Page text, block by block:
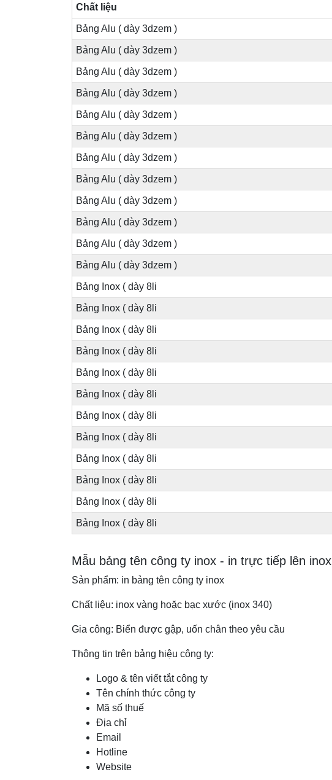
Chất liệu
Bảng Alu ( dày 3dzem )
Bảng Alu ( dày 3dzem )
Bảng Alu ( dày 3dzem )
Bảng Alu ( dày 3dzem )
Bảng Alu ( dày 3dzem )
Bảng Alu ( dày 3dzem )
Bảng Alu ( dày 3dzem )
Bảng Alu ( dày 3dzem )
Bảng Alu ( dày 3dzem )
Bảng Alu ( dày 3dzem )
Bảng Alu ( dày 3dzem )
Bảng Alu ( dày 3dzem )
Bảng Inox ( dày 8li
Bảng Inox ( dày 8li
Bảng Inox ( dày 8li
Bảng Inox ( dày 8li
Bảng Inox ( dày 8li
Bảng Inox ( dày 8li
Bảng Inox ( dày 8li
Bảng Inox ( dày 8li
Bảng Inox ( dày 8li
Bảng Inox ( dày 8li
Bảng Inox ( dày 8li
Bảng Inox ( dày 8li
Mẫu bảng tên công ty inox - in trực tiếp lên inox
Sản phẩm: in bảng tên công ty inox
Chất liệu: inox vàng hoặc bạc xước (inox 340)
Gia công: Biển được gập, uốn chân theo yêu cầu
Thông tin trên bảng hiệu công ty:
Logo & tên viết tắt công ty
Tên chính thức công ty
Mã số thuế
Địa chỉ
Email
Hotline
Website